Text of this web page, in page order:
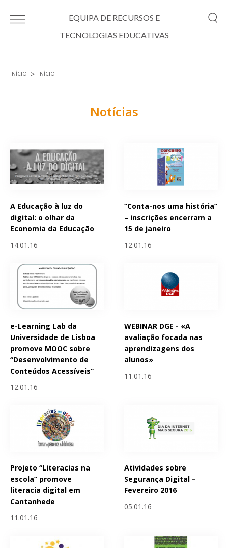
EQUIPA DE RECURSOS E
TECNOLOGIAS EDUCATIVAS
INÍCIO INÍCIO
Notícias
A Educação à luz do
digital: o olhar da
Economia da Educação
14.01.16
“Conta-nos uma história”
– inscrições encerram a
15 de janeiro
12.01.16
e-Learning Lab da
Universidade de Lisboa
promove MOOC sobre
“Desenvolvimento de
Conteúdos Acessíveis”
12.01.16
WEBINAR DGE - «A
avaliação focada nas
aprendizagens dos
alunos»
11.01.16
Projeto “Literacias na
escola” promove
literacia digital em
Cantanhede
11.01.16
Atividades sobre
Segurança Digital –
Fevereiro 2016
05.01.16
Páginas